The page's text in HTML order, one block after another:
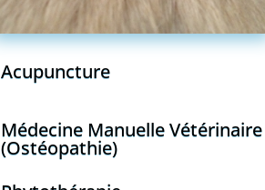
Acupuncture
Médecine Manuelle Vétérinaire
(Ostéopathie)